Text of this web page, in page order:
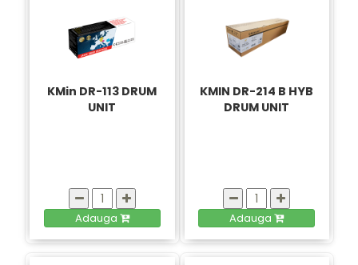
KMin DR-113 DRUM
UNIT
Adauga
KMIN DR-214 B HYB
DRUM UNIT
Adauga